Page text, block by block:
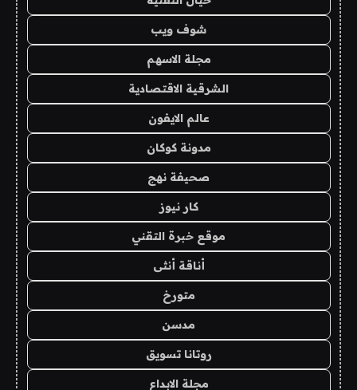
شوف ويب
مجلة الاسهم
الشرقية الاقتصادية
عالم الايفون
مدونة كوكان
صحيفة نهج
كار نيوز
موقع خبرة التقني
أناقة أنثى
متورخ
مدسن
روتانا تسويق
مجلة الابداع